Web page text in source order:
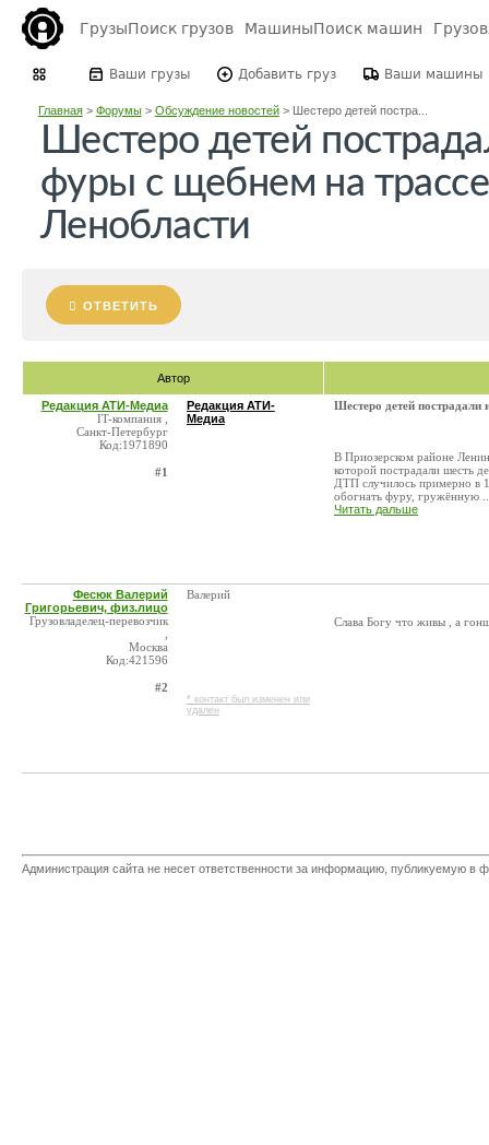
ГрузыПоиск грузов МашиныПоиск машин
Ваши грузы Добавить груз Ваши машины
Главная> Форумы> Обсуждение новостей> Шестеро детей постра...
Шестеро детей
фуры с щебнем на
Ленобласти
ОТВЕТИТЬ
Автор
Редакция АТИ-Медиа
IT-компания ,
Санкт-Петербург
Код:1971890
#1
Редакция АТИ-
Медиа
Шестеро детей пострадали
В Приозерском районе
которой пострадали шесть
ДТП случилось примерно в
обогнать фуру, гружённую
Читать дальше
Фесюк Валерий
Григорьевич, физ.лицо
Грузовладелец-перевозчик
Москва
Код:421596
#2
Валерий
* контакт был изменен или
удален
Слава Богу что живы , а
Администрация сайта не несет ответственности за информацию, публикуемую